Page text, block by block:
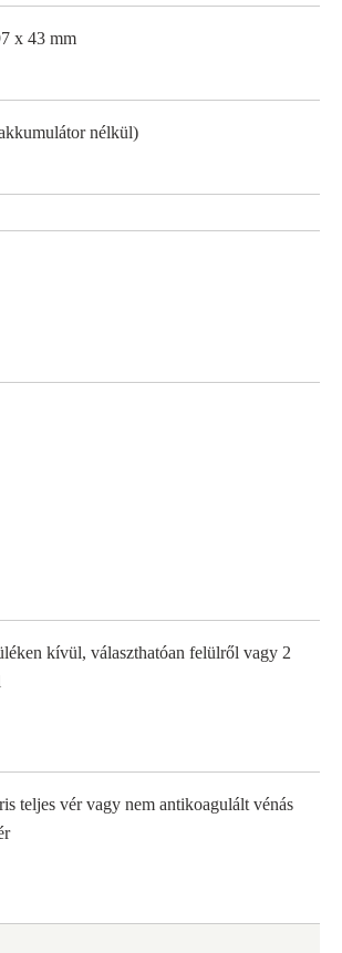
x 43 mm
nélkül)
kívül, választhatóan felülről vagy 2
teljes vér vagy nem antikoagulált vénás